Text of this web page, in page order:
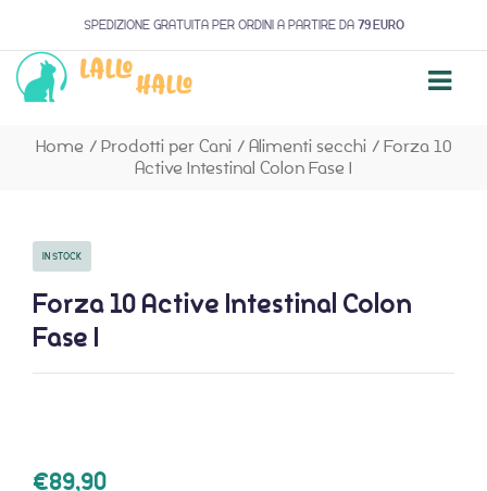
SPEDIZIONE GRATUITA PER ORDINI A PARTIRE DA 79 EURO
Home / Prodotti per Cani / Alimenti secchi / Forza 10
Active Intestinal Colon Fase I
IN STOCK
Forza 10 Active Intestinal Colon
Fase I
€89,90